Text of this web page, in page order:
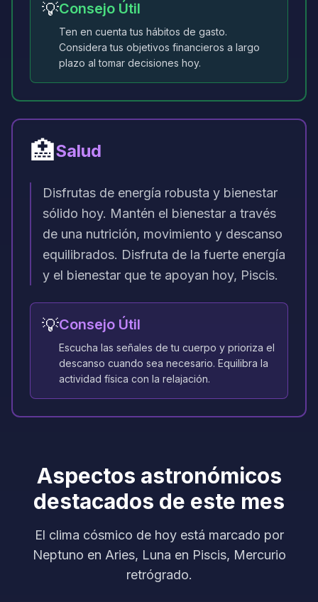
💡Consejo Útil
Ten en cuenta tus hábitos de gasto.
Considera tus objetivos financieros a largo
plazo al tomar decisiones hoy.
🏥Salud
Disfrutas de energía robusta y bienestar
sólido hoy. Mantén el bienestar a través
de una nutrición, movimiento y descanso
equilibrados. Disfruta de la fuerte energía
y el bienestar que te apoyan hoy, Piscis.
💡Consejo Útil
Escucha las señales de tu cuerpo y prioriza el
descanso cuando sea necesario. Equilibra la
actividad física con la relajación.
Aspectos astronómicos
destacados de este mes
El clima cósmico de hoy está marcado por
Neptuno en Aries, Luna en Piscis, Mercurio
retrógrado.